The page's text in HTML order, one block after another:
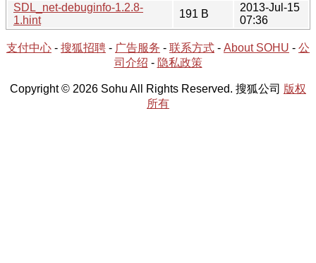
SDL_net-debuginfo-1.2.8-
1.hint
191 B
2013-Jul-15
07:36
支付中心 - 搜狐招聘 - 广告服务 - 联系方式 - About SOHU - 公
司介绍 - 隐私政策
Copyright © 2026 Sohu All Rights Reserved. 搜狐公司 版权
所有